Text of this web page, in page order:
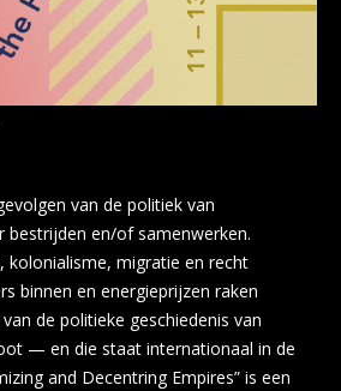
van de politiek van
bestrijden en/of samenwerken.
kolonialisme, migratie en recht
binnen en energieprijzen raken
de politieke geschiedenis van
— en die staat internationaal in de
and Decentring Empires” is een